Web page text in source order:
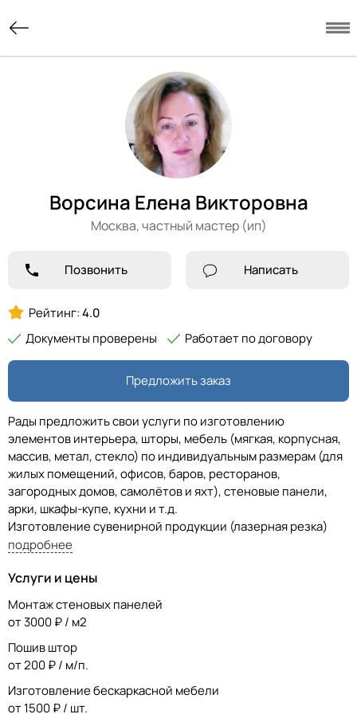
Ворсина Елена Викторовна
Москва,частный мастер (ип)
Позвонить Написать
Рейтинг:4.0
Документы проверены
Работает по договору
Предложить заказ
Рады предложить свои услуги по изготовлению
элементов интерьера, шторы, мебель (мягкая, корпусная,
массив, метал, стекло) по индивидуальным размерам (для
жилых помещений, офисов, баров, ресторанов,
загородных домов, самолётов и яхт), стеновые панели,
арки, шкафы-купе, кухни и т.д.
Изготовление сувенирной продукции (лазерная резка)
Так же предоставляем услуги по реставрации, ремонту и
подробнее
Услуги и цены
Монтаж стеновых панелей
от 3000 ₽ / м2
Пошив штор
от 200 ₽ / м/п.
Изготовление бескаркасной мебели
от 1500 ₽ / шт.